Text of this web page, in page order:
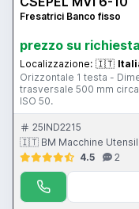
Fresatrici Banco fisso
prezzo su richiesta
Localizzazione: 🇮🇹
Orizzontale 1 testa -
trasversale 500 mm
ISO 50.
25IND2215
🇮🇹 BM Macchine
4.5
2